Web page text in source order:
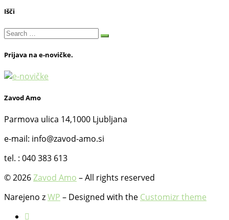
Išči
Search
Search
Prijava na e-novičke.
Zavod Amo
Parmova ulica 14,1000 Ljubljana
e-mail: info@zavod-amo.si
tel. : 040 383 613
© 2026Zavod Amo – All rights reserved
Narejeno zWP – Designed with the Customizr theme